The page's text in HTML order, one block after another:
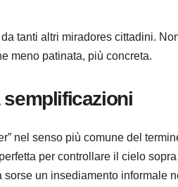
tanti altri miradores cittadini.
meno patinata, più concreta.
semplificazioni
nel senso più comune del
per controllare il cielo
un insediamento informale